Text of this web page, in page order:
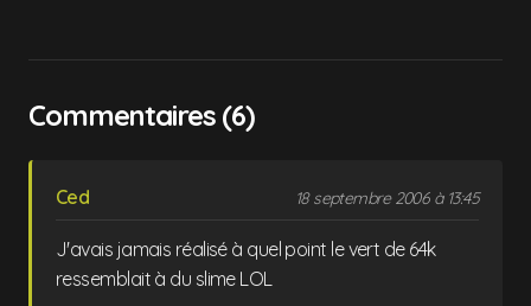
Commentaires (6)
Ced 18 septembre 2006 à 13:45
J'avais jamais réalisé à quel point le vert de 64k
ressemblait à du slime LOL